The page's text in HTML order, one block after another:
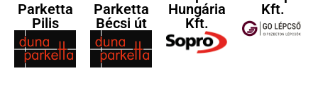
Parketta
Pilis
Parketta
Bécsi út
Hungária
Kft.
Kft.